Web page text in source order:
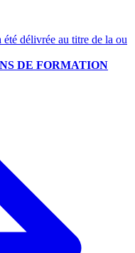
délivrée au titre de la ou
DE FORMATION